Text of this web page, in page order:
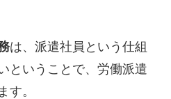
は、派遣社員という仕組
ということで、労働派遣
す。